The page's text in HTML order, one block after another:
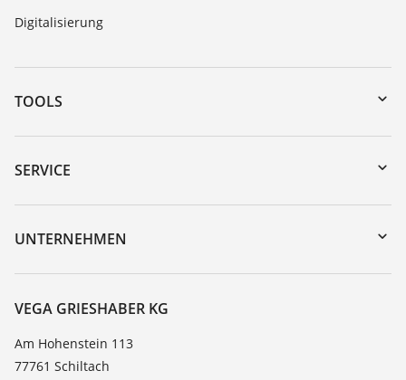
Digitalisierung
TOOLS
Download-Center
Gerätesuche (Seriennummer)
DTM Collection/PACTware
SERVICE
Geräterücksendung
Trainings
Beständigkeitsliste
TeamViewer
UNTERNEHMEN
Karriere
Über VEGA
Kontakt
News
VEGA GRIESHABER KG
Am Hohenstein 113
77761 Schiltach